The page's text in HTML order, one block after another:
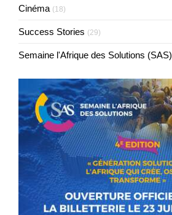
Cinéma (18)
Success Stories (29)
Semaine l'Afrique des Solutions (SAS)